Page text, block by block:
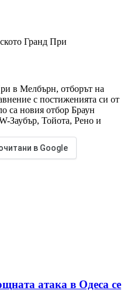
Гранд При
в Мелбърн, отборът на
с постиженията си от
са новия отбор Браун
Заубър, Тойота, Рено и
в Google
атака в Одеса се